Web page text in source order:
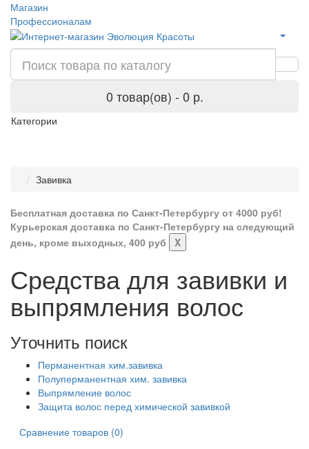
Магазин
Профессионалам
0 товар(ов) - 0 р.
Категории
Завивка
Бесплатная доставка по Санкт-Петербургу от 4000 руб!
Курьерская доставка по Санкт-Петербургу на следующий
день, кроме выходных, 400 руб
X
Средства для завивки и
выпрямления волос
Уточнить поиск
Перманентная хим.завивка
Полуперманентная хим. завивка
Выпрямление волос
Защита волос перед химической завивкой
Сравнение товаров (0)